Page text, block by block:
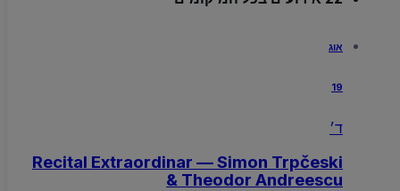
אוג
ד׳
Recital Extraordinar — Simon Trpčeski
& Theodor Andreescu